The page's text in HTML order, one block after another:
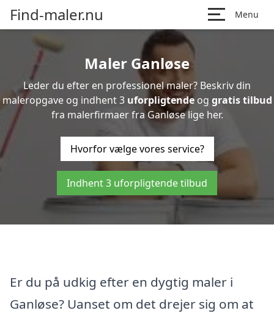
Find-maler.nu Menu
Maler Ganløse
Leder du efter en professionel maler? Beskriv din
maleropgave og indhent 3 uforpligtendeog gratis tilbud
fra malerfirmaer fra Ganløse lige her.
Hvorfor vælge vores service?
Indhent 3 uforpligtende tilbud
Er du på udkig efter en dygtig maler i
Ganløse? Uanset om det drejer sig om at